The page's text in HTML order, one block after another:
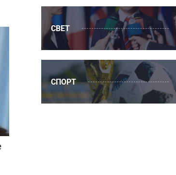
СВЕТ
СПОРТ